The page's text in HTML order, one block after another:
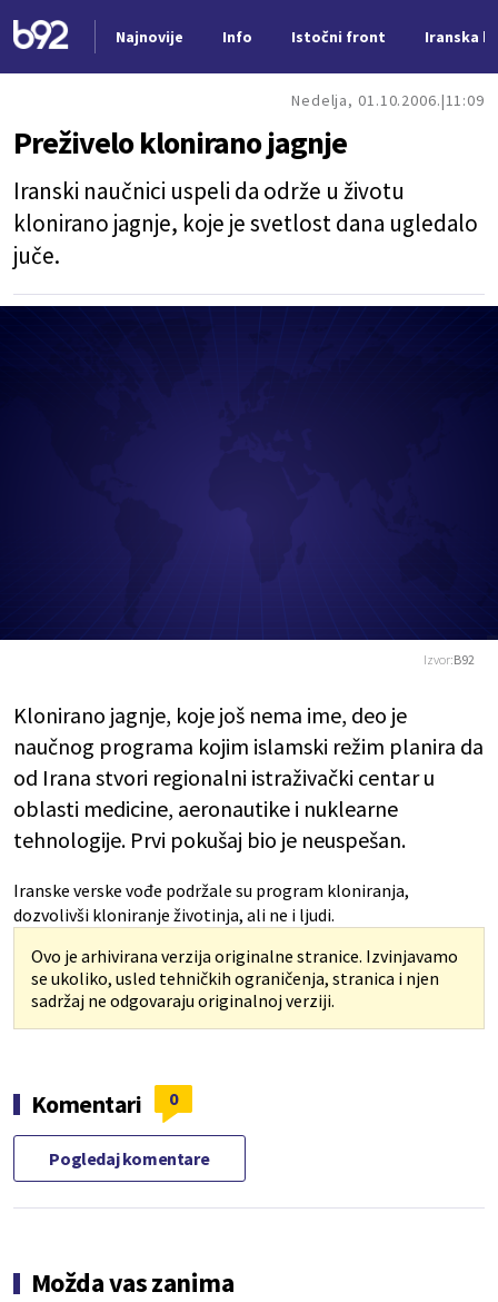
Najnovije Info Istočni front Iranska
Nedelja, 01.10.2006. 11:09
Preživelo klonirano jagnje
Iranski naučnici uspeli da održe u životu
klonirano jagnje, koje je svetlost dana ugledalo
juče.
Izvor:B92
Klonirano jagnje, koje još nema ime, deo je
naučnog programa kojim islamski režim planira da
od Irana stvori regionalni istraživački centar u
oblasti medicine, aeronautike i nuklearne
tehnologije. Prvi pokušaj bio je neuspešan.
Iranske verske vođe podržale su program kloniranja,
dozvolivši kloniranje životinja, ali ne i ljudi.
Ovo je arhivirana verzija originalne stranice. Izvinjavamo
se ukoliko, usled tehničkih ograničenja, stranica i njen
sadržaj ne odgovaraju originalnoj verziji.
Komentari 0
Pogledaj komentare
Možda vas zanima